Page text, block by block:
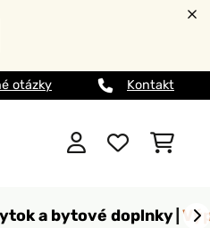
otázky Kontakt
a bytové doplnky